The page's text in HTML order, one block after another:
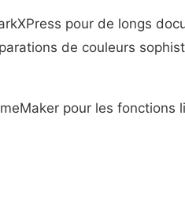
pour de longs
de couleurs
pour les fonctions